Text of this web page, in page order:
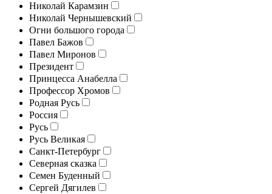
Николай Карамзин
Николай Чернышевский
Огни большого города
Павел Бажов
Павел Миронов
Президент
Принцесса Анабелла
Профессор Хромов
Родная Русь
Россия
Русь
Русь Великая
Санкт-Петербург
Северная сказка
Семен Буденный
Сергей Дягилев